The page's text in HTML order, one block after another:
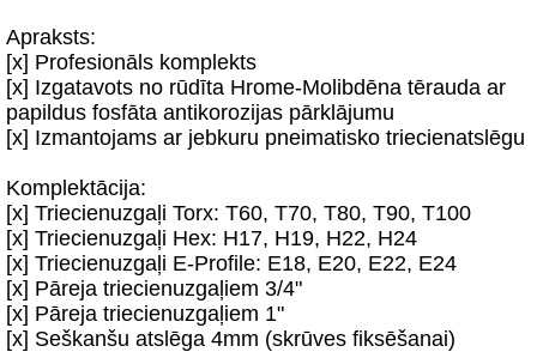
Apraksts:
[x] Profesionāls komplekts
[x] Izgatavots no rūdīta Hrome-Molibdēna tērauda ar
papildus fosfāta antikorozijas pārklājumu
[x] Izmantojams ar jebkuru pneimatisko triecienatslēgu
Komplektācija:
[x] Triecienuzgaļi Torx: T60, T70, T80, T90, T100
[x] Triecienuzgaļi Hex: H17, H19, H22, H24
[x] Triecienuzgaļi E-Profile: E18, E20, E22, E24
[x] Pāreja triecienuzgaļiem 3/4"
[x] Pāreja triecienuzgaļiem 1"
[x] Seškanšu atslēga 4mm (skrūves fiksēšanai)